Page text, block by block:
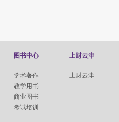
图书中心
学术著作
教学用书
商业图书
考试培训
上财云津
上财云津